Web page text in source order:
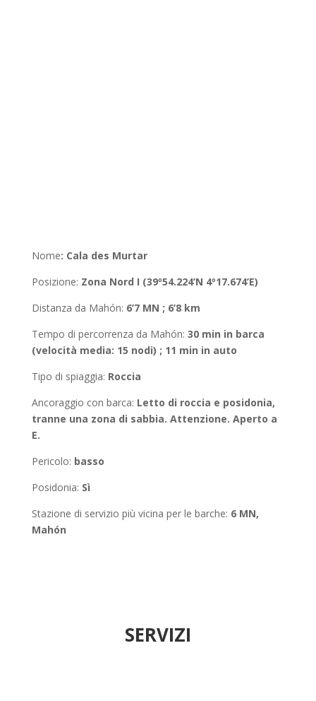
Nome: Cala des Murtar
Posizione: Zona Nord I (39º54.224’N 4º17.674’E)
Distanza da Mahón: 6’7 MN ; 6’8 km
Tempo di percorrenza da Mahón: 30 min in barca
(velocità media: 15 nodi) ; 11 min in auto
Tipo di spiaggia: Roccia
Ancoraggio con barca: Letto di roccia e posidonia,
tranne una zona di sabbia. Attenzione. Aperto a
E.
Pericolo: basso
Posidonia: Sì
Stazione di servizio più vicina per le barche: 6 MN,
Mahón
SERVIZI